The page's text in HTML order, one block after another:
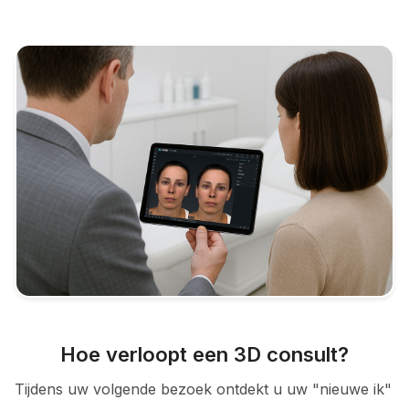
Hoe verloopt een 3D consult?
Tijdens uw volgende bezoek ontdekt u uw "nieuwe ik"